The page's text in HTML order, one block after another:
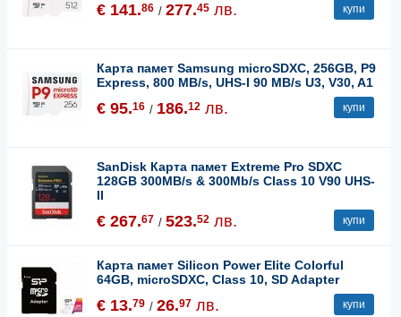
€ 141.86 / 277.45 лв. купи
Карта памет Samsung microSDXC, 256GB, P9
Express, 800 MB/s, UHS-I 90 MB/s U3, V30, A1
€ 95.16 / 186.12 лв. купи
SanDisk Карта памет Extreme Pro SDXC
128GB 300MB/s & 300Mb/s Class 10 V90 UHS-
II
€ 267.67 / 523.52 лв. купи
Карта памет Silicon Power Elite Colorful
64GB, microSDXC, Class 10, SD Adapter
€ 13.79 / 26.97 лв. купи